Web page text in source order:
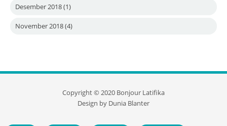
Desember 2018(1)
November 2018(4)
Copyright ©2020 Bonjour Latifika
Design by Dunia Blanter